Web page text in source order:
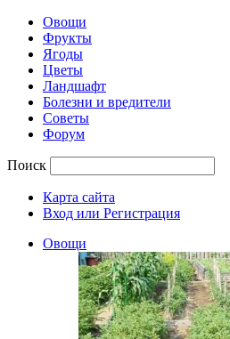
Овощи
Фрукты
Ягоды
Цветы
Ландшафт
Болезни и вредители
Советы
Форум
Поиск
Карта сайта
Вход или Регистрация
Овощи